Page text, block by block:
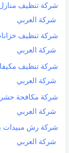
شركة العربي
شركة العربي
شركة العربي
شركة العربي
شركة العربي